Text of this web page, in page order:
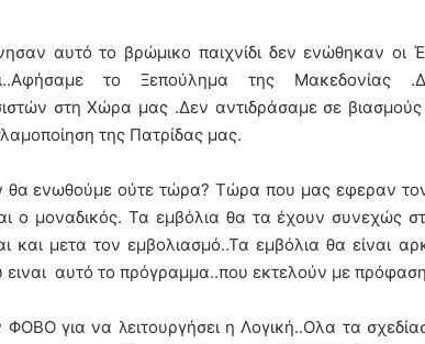
αυτό το βρώμικο παιχνίδι δεν ενώθηκαν οι
το Ξεπούλημα της Μακεδονίας
στη Χώρα μας .Δεν αντιδράσαμε σε
της Πατρίδας μας.
θα ενωθούμε ούτε τώρα? Τώρα που μας εφεραν
ο μοναδικός. Τα εμβόλια θα τα έχουν συνεχώς
και μετα τον εμβολιασμό..Τα εμβόλια θα είναι
αυτό το πρόγραμμα..που εκτελούν με πρόφαση
ΦΟΒΟ για να λειτουργήσει η Λογική..Ολα τα